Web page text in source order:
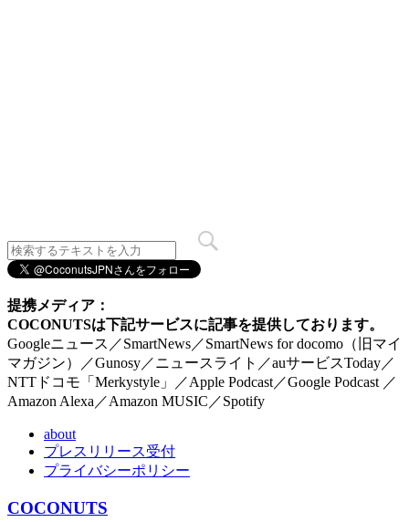
提携メディア：
COCONUTSは下記サービスに記事を提供しております。
Googleニュース／SmartNews／SmartNews for docomo（旧マイ
マガジン）／Gunosy／ニュースライト／auサービスToday／
NTTドコモ「Merkystyle」／Apple Podcast／Google Podcast ／
Amazon Alexa／Amazon MUSIC／Spotify
about
プレスリリース受付
プライバシーポリシー
COCONUTS